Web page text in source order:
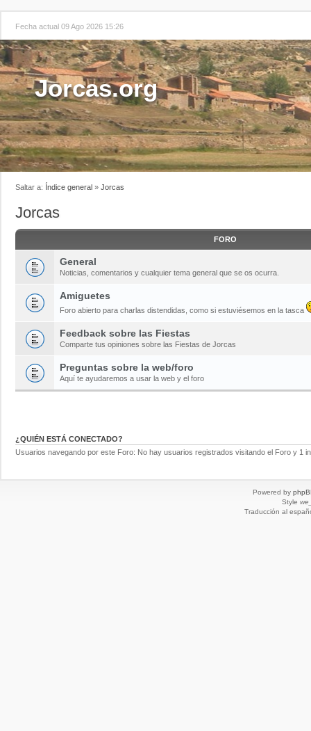
Fecha actual 09 Ago 2026 15:26
Jorcas.org
Saltar a: Índice general » Jorcas
Jorcas
FORO
General
Noticias, comentarios y cualquier tema general que se os ocurra.
Amiguetes
Foro abierto para charlas distendidas, como si estuviésemos en la tasca
Feedback sobre las Fiestas
Comparte tus opiniones sobre las Fiestas de Jorcas
Preguntas sobre la web/foro
Aquí te ayudaremos a usar la web y el foro
¿QUIÉN ESTÁ CONECTADO?
Usuarios navegando por este Foro: No hay usuarios registrados visitando el Foro y 1
Powered by
Style
Traducción al